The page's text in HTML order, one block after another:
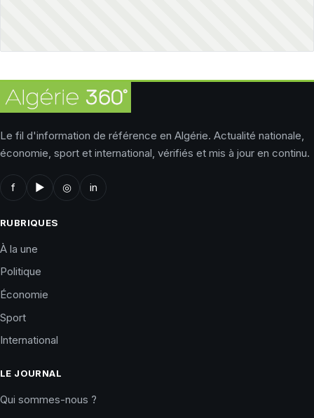
Le fil d'information de référence en Algérie. Actualité nationale,
économie, sport et international, vérifiés et mis à jour en continu.
f ▶ ◎ in
RUBRIQUES
À la une
Politique
Économie
Sport
International
LE JOURNAL
Qui sommes-nous ?